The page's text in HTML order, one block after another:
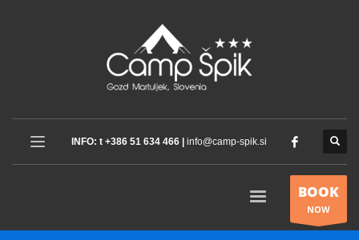
INFO: t +386 51 634 466 | info@camp-spik.si
BOOK
NOW